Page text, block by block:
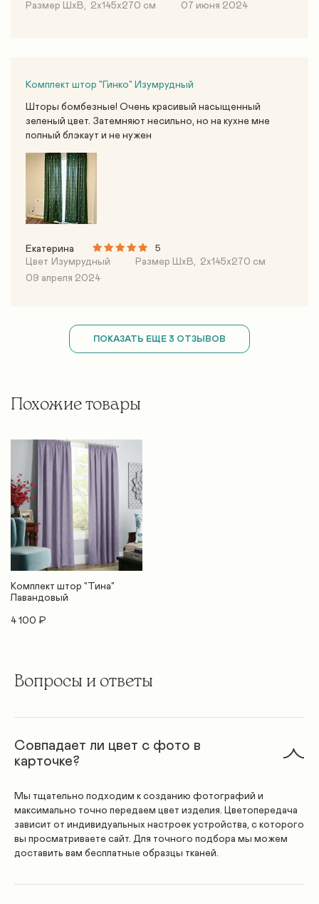
Размер ШхВ, 2х145х270 см 07 июня 2024
Комплект штор "Гинко" Изумрудный
Шторы бомбезные! Очень красивый насыщенный
зеленый цвет. Затемняют несильно, но на кухне мне
полный блэкаут и не нужен
Екатерина 5
Цвет Изумрудный Размер ШхВ, 2х145х270 см
09 апреля 2024
ПОКАЗАТЬ ЕЩЕ 3 ОТЗЫВОВ
Похожие товары
Комплект штор "Тина"
Лавандовый
4 100 ₽
Вопросы и ответы
Совпадает ли цвет с фото в
карточке?
Мы тщательно подходим к созданию фотографий и
максимально точно передаем цвет изделия. Цветопередача
зависит от индивидуальных настроек устройства, с которого
вы просматриваете сайт. Для точного подбора мы можем
доставить вам бесплатные образцы тканей.